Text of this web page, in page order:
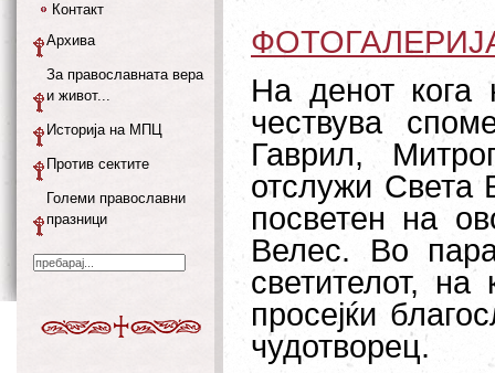
На денот кога
чествува
Гаврил,
отслужи Света
посветен на
Велес. Во
светителот,
просејќи
чудотворец.
Контакт
Архива
За православната вера
и живот...
Историја на МПЦ
Против сектите
Големи православни
празници